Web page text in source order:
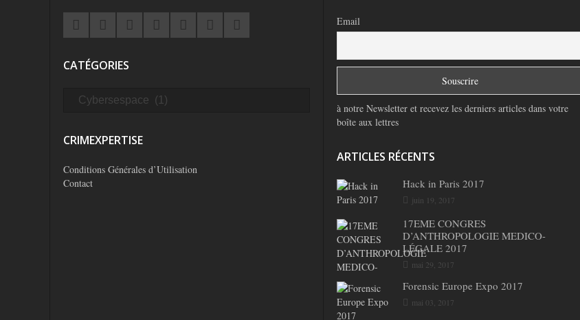
CATÉGORIES
CRIMEXPERTISE
Conditions Générales d’Utilisation
Contact
Email
à notre Newsletter et recevez les derniers articles dans votre
boîte aux lettres
ARTICLES RÉCENTS
Hack in Paris 2017
juin 19, 2017
17EME CONGRES
D’ANTHROPOLOGIE MEDICO-
LÉGALE 2017
mai 29, 2017
Forensic Europe Expo 2017
mai 03, 2017